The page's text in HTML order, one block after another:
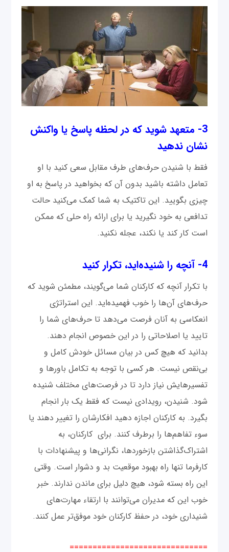
3- متعهد شوید که در لحظه پاسخ یا واکنش
نشان ندهید
فقط با شنیدن حرف‌های طرف مقابل سعی کنید با او
تعامل داشته باشید بدون آن که بخواهید در پاسخ به او
چیزی بگویید. این تاکتیک به شما کمک می‌کنید حالت
تدافعی به خود نگیرید یا برای ارائه راه حلی که ممکن
است کار کند یا نکند، عجله نکنید.
4- آنچه را شنیده‌اید، تکرار کنید
با تکرار آنچه که کارکنان شما می‌گویند، مطمئن شوید که
حرف‌های آن‌ها را خوب فهمیده‌اید. این استراتژی
انعکاسی به آنان فرصت می‌دهد تا حرف‌های شما را
تایید یا اصلاحاتی را در این خصوص انجام دهند.
بدانید که هیچ کس در بیان مسائل خودش کامل و
بی‌نقص نیست. هر کسی با توجه به تکامل باورها و
تفسیرهایش نیاز دارد تا در فرصت‌های مختلف شنیده
شود. شنیدن، رویدادی نیست که فقط یک بار انجام
بگیرد. به کارکنان اجازه ‌دهید افکارشان را تغییر دهند یا
سوء تفاهم‌ها را برطرف کنند. برای کارکنان، به
اشتراک‌گذاشتن بازخوردها، نگرانی‌ها و پیشنهادات با
کارفرما تنها راه بهبود موقعیت بد و دشوار است. وقتی
این راه بسته شود، هیچ دلیل برای ماندن ندارند. خبر
خوب این که مدیران می‌توانند با ارتقاء مهارت‌های
شنیداری خود، در حفظ کارکنان خود موفق‌تر عمل کنند.
==============================